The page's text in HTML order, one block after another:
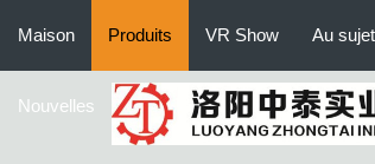
Maison Produits VR Show Au
Nouvelles